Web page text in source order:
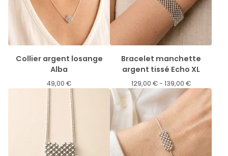
Collier argent losange
Alba
49,00 €
Bracelet manchette
argent tissé Echo XL
129,00 €- 139,00 €